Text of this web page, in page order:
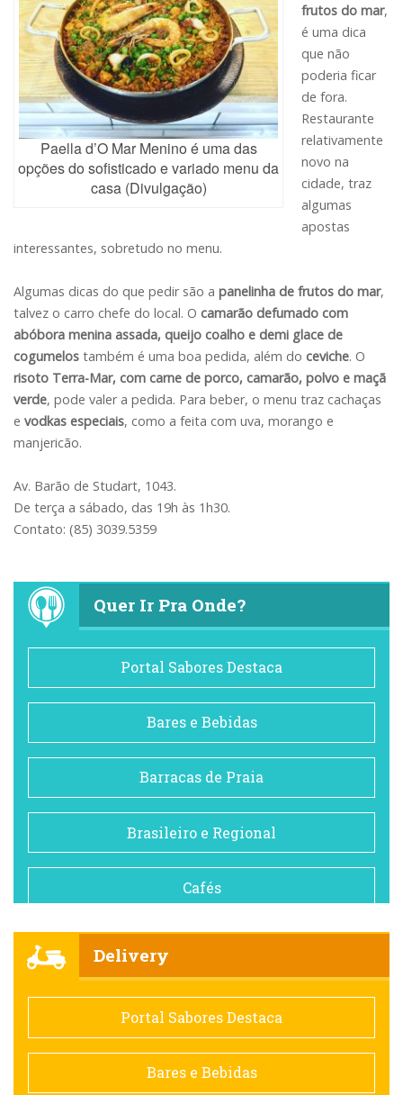
Paella d’O Mar Menino é uma das
opções do sofisticado e variado menu da
casa (Divulgação)
frutos do mar,
é uma dica
que não
poderia ficar
de fora.
Restaurante
relativamente
novo na
cidade, traz
algumas
apostas
interessantes, sobretudo no menu.
Algumas dicas do que pedir são a panelinha de frutos do mar,
talvez o carro chefe do local. O camarão defumado com
abóbora menina assada, queijo coalho e demi glace de
cogumelos também é uma boa pedida, além do ceviche. O
risoto Terra-Mar, com carne de porco, camarão, polvo e maçã
verde, pode valer a pedida. Para beber, o menu traz cachaças
e vodkas especiais, como a feita com uva, morango e
manjericão.
Av. Barão de Studart, 1043.
De terça a sábado, das 19h às 1h30.
Contato: (85) 3039.5359
Quer Ir Pra Onde?
Portal Sabores Destaca
Bares e Bebidas
Barracas de Praia
Brasileiro e Regional
Cafés
Comida saudável
Contemporânea
Delivery
Portal Sabores Destaca
Bares e Bebidas